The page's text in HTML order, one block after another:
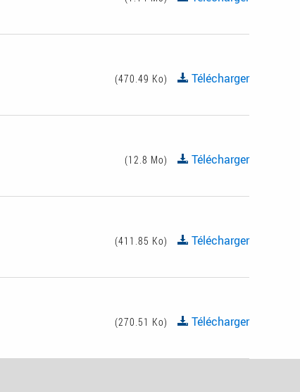
(470.49 Ko)
Télécharger
(12.8 Mo)
Télécharger
(411.85 Ko)
Télécharger
(270.51 Ko)
Télécharger